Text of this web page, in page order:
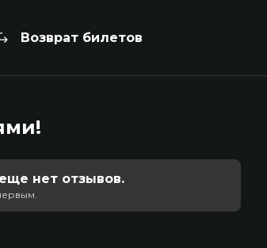
Возврат билетов
нет отзывов.